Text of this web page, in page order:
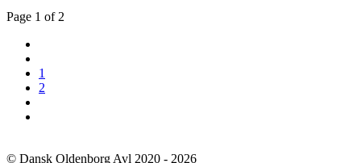
Page 1 of 2
1
2
© Dansk Oldenborg Avl 2020 - 2026